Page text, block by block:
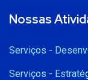
Nossas
Serviços -
Serviços -